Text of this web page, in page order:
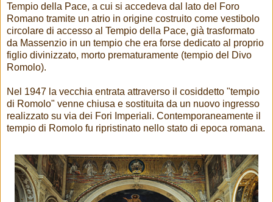
Tempio della Pace, a cui si accedeva dal lato del Foro
Romano tramite un atrio in origine costruito come vestibolo
circolare di accesso al Tempio della Pace, già trasformato
da Massenzio in un tempio che era forse dedicato al proprio
figlio divinizzato, morto prematuramente (tempio del Divo
Romolo).
Nel 1947 la vecchia entrata attraverso il cosiddetto "tempio
di Romolo" venne chiusa e sostituita da un nuovo ingresso
realizzato su via dei Fori Imperiali. Contemporaneamente il
tempio di Romolo fu ripristinato nello stato di epoca romana.